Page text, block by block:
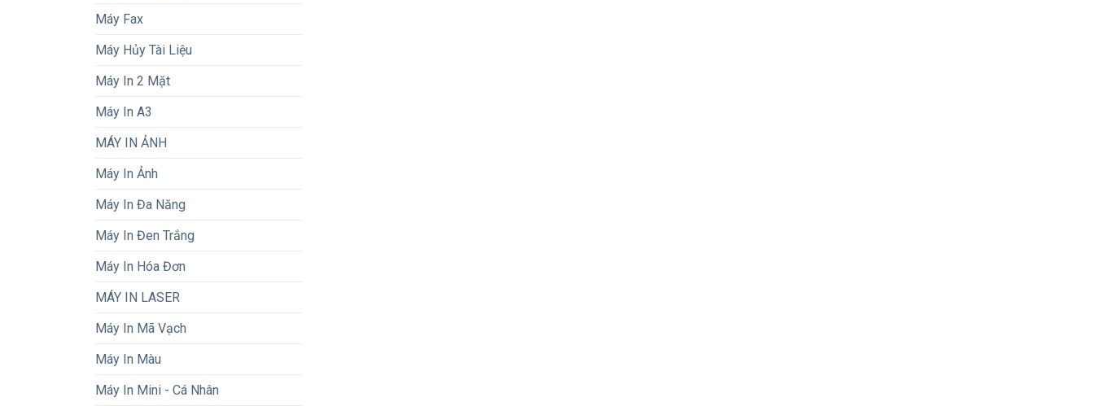
Máy Fax
Máy Hủy Tài Liệu
Máy In 2 Mặt
Máy In A3
MÁY IN ẢNH
Máy In Ảnh
Máy In Đa Năng
Máy In Đen Trắng
Máy In Hóa Đơn
MÁY IN LASER
Máy In Mã Vạch
Máy In Màu
Máy In Mini - Cá Nhân